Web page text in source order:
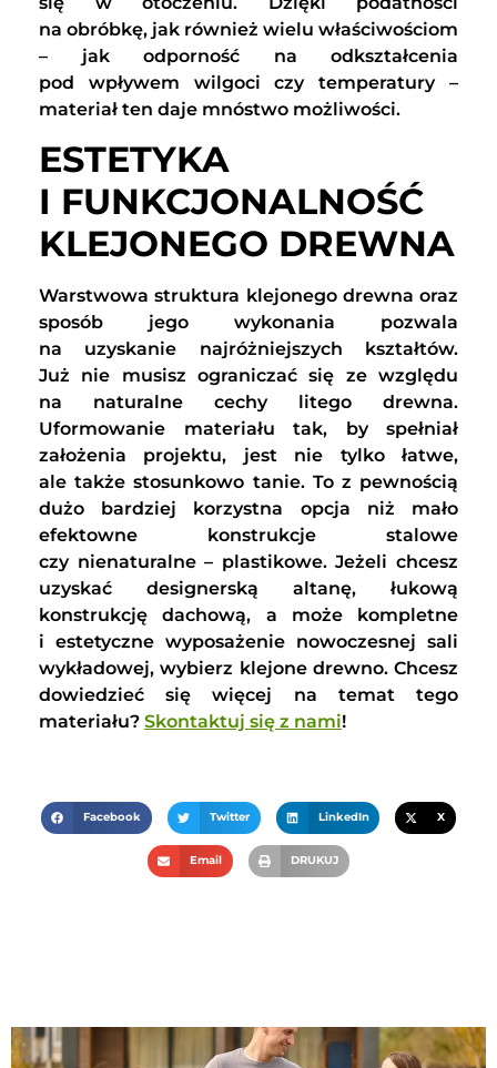
na obróbkę, jak również wielu właściwościom
– jak odporność na odkształcenia
pod wpływem wilgoci czy temperatury –
materiał ten daje mnóstwo możliwości.
ESTETYKA
I FUNKCJONALNOŚĆ
KLEJONEGO DREWNA
Warstwowa struktura klejonego drewna oraz
sposób jego wykonania pozwala
na uzyskanie najróżniejszych kształtów.
Już nie musisz ograniczać się ze względu
na naturalne cechy litego drewna.
Uformowanie materiału tak, by spełniał
założenia projektu, jest nie tylko łatwe,
ale także stosunkowo tanie. To z pewnością
dużo bardziej korzystna opcja niż mało
efektowne konstrukcje stalowe
czy nienaturalne – plastikowe. Jeżeli chcesz
uzyskać designerską altanę, łukową
konstrukcję dachową, a może kompletne
i estetyczne wyposażenie nowoczesnej sali
wykładowej, wybierz klejone drewno. Chcesz
dowiedzieć się więcej na temat tego
materiału? Skontaktuj się z nami!
Facebook Twitter LinkedIn X
Email DRUKUJ